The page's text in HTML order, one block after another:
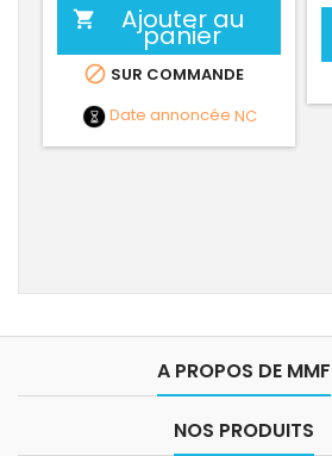
 Ajouter au
panier
 SUR COMMANDE
Date annoncée NC
A PROPOS DE MMF
NOS PRODUITS